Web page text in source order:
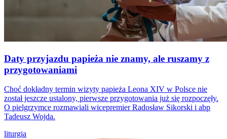
Daty przyjazdu papieża nie znamy, ale ruszamy z
przygotowaniami
Choć dokładny termin wizyty papieża Leona XIV w Polsce nie
został jeszcze ustalony, pierwsze przygotowania już się rozpoczęły.
O pielgrzymce rozmawiali wicepremier Radosław Sikorski i abp
Tadeusz Wojda.
liturgia